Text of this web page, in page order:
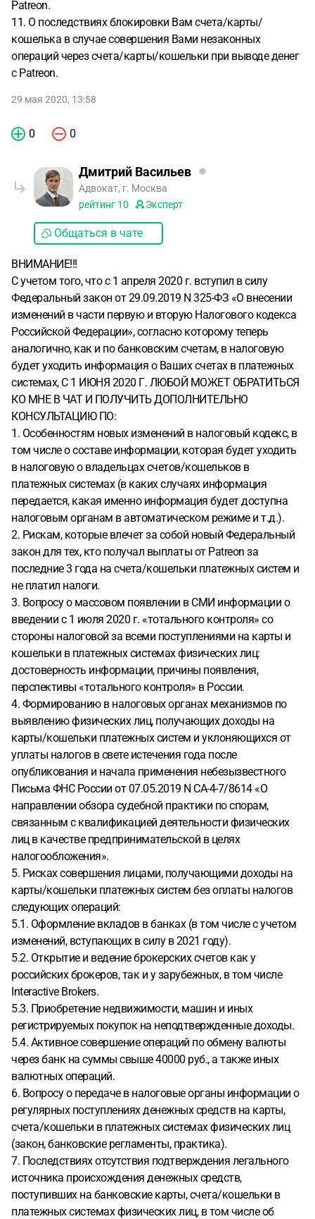
Patreon.
11. О последствиях блокировки Вам счета/карты/
кошелька в случае совершения Вами незаконных
операций через счета/карты/кошельки при выводе денег
с Patreon.
29 мая 2020, 13:58
0 0
Дмитрий Васильев
Адвокат, г. Москва
рейтинг 10 Эксперт
Общаться в чате
ВНИМАНИЕ!!!
С учетом того, что с 1 апреля 2020 г. вступил в силу
Федеральный закон от 29.09.2019 N 325-ФЗ «О внесении
изменений в части первую и вторую Налогового кодекса
Российской Федерации», согласно которому теперь
аналогично, как и по банковским счетам, в налоговую
будет уходить информация о Ваших счетах в платежных
системах, С 1 ИЮНЯ 2020 Г. ЛЮБОЙ МОЖЕТ ОБРАТИТЬСЯ
КО МНЕ В ЧАТ И ПОЛУЧИТЬ ДОПОЛНИТЕЛЬНО
КОНСУЛЬТАЦИЮ ПО:
1. Особенностям новых изменений в налоговый кодекс, в
том числе о составе информации, которая будет уходить
в налоговую о владельцах счетов/кошельков в
платежных системах (в каких случаях информация
передается, какая именно информация будет доступна
налоговым органам в автоматическом режиме и т.д.).
2. Рискам, которые влечет за собой новый Федеральный
закон для тех, кто получал выплаты от Patreon за
последние 3 года на счета/кошельки платежных систем и
не платил налоги.
3. Вопросу о массовом появлении в СМИ информации о
введении с 1 июля 2020 г. «тотального контроля» со
стороны налоговой за всеми поступлениями на карты и
кошельки в платежных системах физических лиц:
достоверность информации, причины появления,
перспективы «тотального контроля» в России.
4. Формированию в налоговых органах механизмов по
выявлению физических лиц, получающих доходы на
карты/кошельки платежных систем и уклоняющихся от
уплаты налогов в свете истечения года после
опубликования и начала применения небезызвестного
Письма ФНС России от 07.05.2019 N СА-4-7/8614 «О
направлении обзора судебной практики по спорам,
связанным с квалификацией деятельности физических
лиц в качестве предпринимательской в целях
налогообложения».
5. Рисках совершения лицами, получающими доходы на
карты/кошельки платежных систем без оплаты налогов
следующих операций:
5.1. Оформление вкладов в банках (в том числе с учетом
изменений, вступающих в силу в 2021 году).
5.2. Открытие и ведение брокерских счетов как у
российских брокеров, так и у зарубежных, в том числе
Interactive Brokers.
5.3. Приобретение недвижимости, машин и иных
регистрируемых покупок на неподтвержденные доходы.
5.4. Активное совершение операций по обмену валюты
через банк на суммы свыше 40000 руб., а также иных
валютных операций.
6. Вопросу о передаче в налоговые органы информации о
регулярных поступлениях денежных средств на карты,
счета/кошельки в платежных системах физических лиц
(закон, банковские регламенты, практика).
7. Последствиях отсутствия подтверждения легального
источника происхождения денежных средств,
поступивших на банковские карты, счета/кошельки в
платежных системах физических лиц, в том числе об